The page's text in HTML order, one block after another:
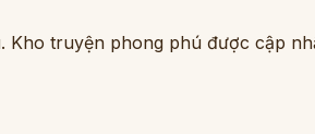
truyện phong phú được cập